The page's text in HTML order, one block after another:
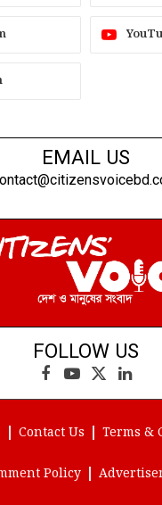
EMAIL US
FOLLOW US
Facebook
YouTube
X
(Twitter)
Contact Us Terms &
Policy